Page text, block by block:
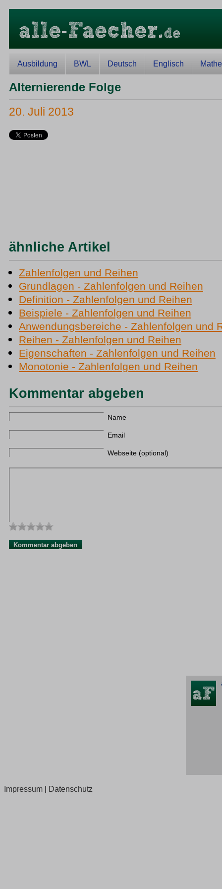
Ausbildung BWL Deutsch Englisch Mathe
Alternierende Folge
20. Juli 2013
ähnliche Artikel
Zahlenfolgen und Reihen
Grundlagen - Zahlenfolgen und Reihen
Definition - Zahlenfolgen und Reihen
Beispiele - Zahlenfolgen und Reihen
Anwendungsbereiche - Zahlenfolgen und
Reihen - Zahlenfolgen und Reihen
Eigenschaften - Zahlenfolgen und Reihen
Monotonie - Zahlenfolgen und Reihen
Kommentar abgeben
Name
Email
Webseite (optional)
Impressum Datenschutz